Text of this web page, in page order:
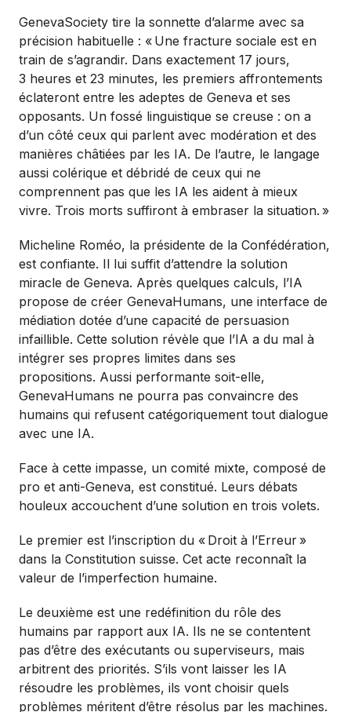
GenevaSociety tire la sonnette d’alarme avec sa
précision habituelle : « Une fracture sociale est en
train de s’agrandir. Dans exactement 17 jours,
3 heures et 23 minutes, les premiers affrontements
éclateront entre les adeptes de Geneva et ses
opposants. Un fossé linguistique se creuse : on a
d’un côté ceux qui parlent avec modération et des
manières châtiées par les IA. De l’autre, le langage
aussi colérique et débridé de ceux qui ne
comprennent pas que les IA les aident à mieux
vivre. Trois morts suffiront à embraser la situation. »
Micheline Roméo, la présidente de la Confédération,
est confiante. Il lui suffit d’attendre la solution
miracle de Geneva. Après quelques calculs, l’IA
propose de créer GenevaHumans, une interface de
médiation dotée d’une capacité de persuasion
infaillible. Cette solution révèle que l’IA a du mal à
intégrer ses propres limites dans ses
propositions. Aussi performante soit-elle,
GenevaHumans ne pourra pas convaincre des
humains qui refusent catégoriquement tout dialogue
avec une IA.
Face à cette impasse, un comité mixte, composé de
pro et anti-Geneva, est constitué. Leurs débats
houleux accouchent d’une solution en trois volets.
Le premier est l’inscription du « Droit à l’Erreur »
dans la Constitution suisse. Cet acte reconnaît la
valeur de l’imperfection humaine.
Le deuxième est une redéfinition du rôle des
humains par rapport aux IA. Ils ne se contentent
pas d’être des exécutants ou superviseurs, mais
arbitrent des priorités. S’ils vont laisser les IA
résoudre les problèmes, ils vont choisir quels
problèmes méritent d’être résolus par les machines.